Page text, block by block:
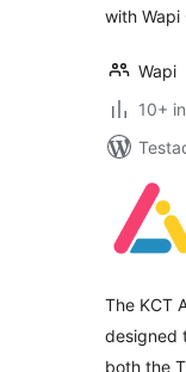
with Wapi
Wapi
10+
The KCT
designed
both the